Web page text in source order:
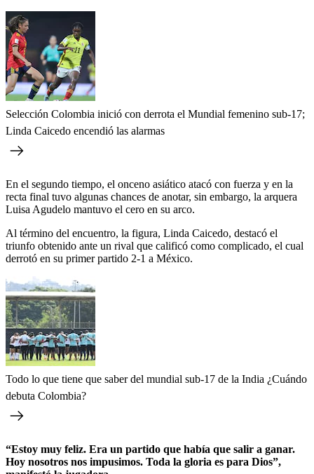
Selección Colombia inició con derrota el Mundial femenino sub-17;
Linda Caicedo encendió las alarmas
En el segundo tiempo, el onceno asiático atacó con fuerza y en la
recta final tuvo algunas chances de anotar, sin embargo, la arquera
Luisa Agudelo mantuvo el cero en su arco.
Al término del encuentro, la figura, Linda Caicedo, destacó el
triunfo obtenido ante un rival que calificó como complicado, el cual
derrotó en su primer partido 2-1 a México.
Todo lo que tiene que saber del mundial sub-17 de la India ¿Cuándo
debuta Colombia?
“Estoy muy feliz. Era un partido que había que salir a ganar.
Hoy nosotros nos impusimos. Toda la gloria es para Dios”,